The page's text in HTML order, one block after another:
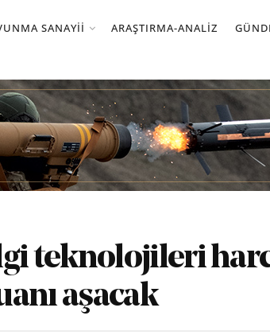
SANAYII ARAŞTIRMA-ANALIZ
teknolojileri
aşacak